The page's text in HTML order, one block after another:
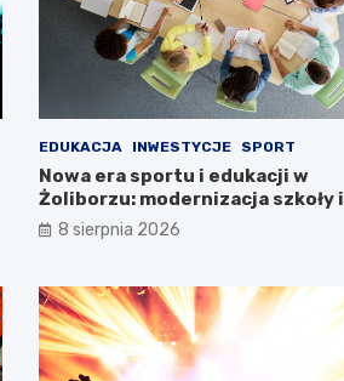
EDUKACJA INWESTYCJE SPORT
Nowa era sportu i edukacji w
Żoliborzu: modernizacja szkoły i
boiska
8 sierpnia 2026